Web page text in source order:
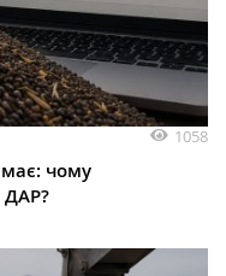
1058
чому
ДАР?